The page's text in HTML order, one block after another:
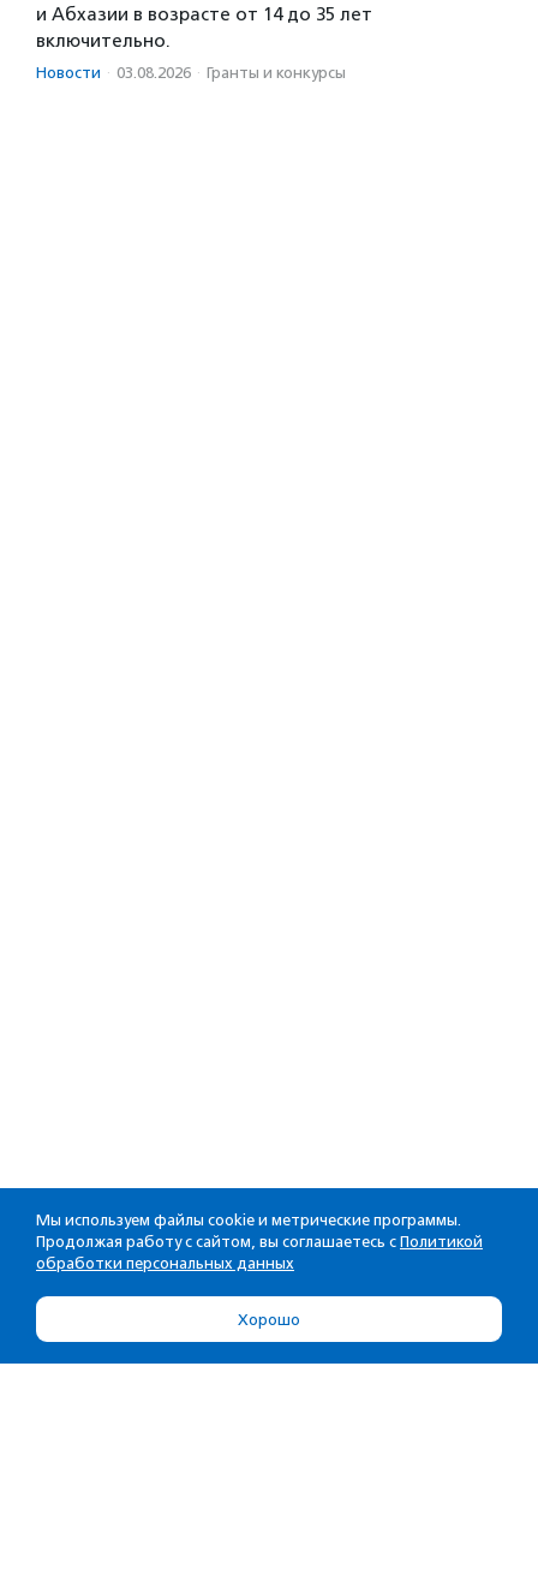
и Абхазии в возрасте от 14 до 35 лет
включительно.
Новости · 03.08.2026 · Гранты и конкурсы
Мы используем файлы cookie и метрические программы.
Продолжая работу с сайтом, вы соглашаетесь с Политикой
обработки персональных данных
Хорошо